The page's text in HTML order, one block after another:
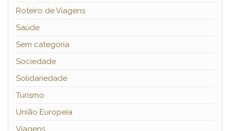
Roteiro de Viagens
Saúde
Sem categoria
Sociedade
Solidariedade
Turismo
União Europeia
Viagens